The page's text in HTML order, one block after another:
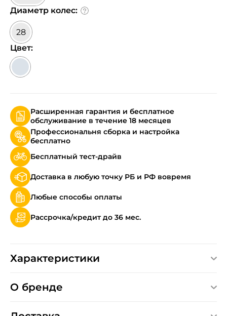
Диаметр колес:
28
Цвет:
Расширенная гарантия и бесплатное
обслуживание в течение 18 месяцев
Профессиональня сборка и настройка
бесплатно
Бесплатный тест-драйв
Доставка в любую точку РБ и РФ вовремя
Любые способы оплаты
Рассрочка/кредит до 36 мес.
Характеристики
О бренде